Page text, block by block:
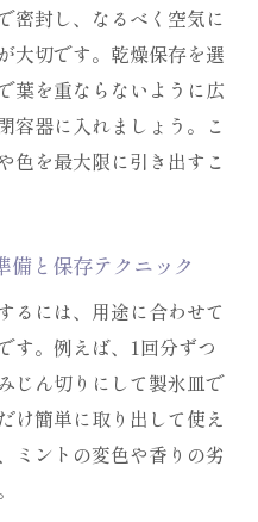
密封し、なるべく空気に
大切です。乾燥保存を選
葉を重ならないように広
容器に入れましょう。こ
色を最大限に引き出すこ
備と保存テクニック
るには、用途に合わせて
す。例えば、1回分ずつ
じん切りにして製氷皿で
け簡単に取り出して使え
ミントの変色や香りの劣